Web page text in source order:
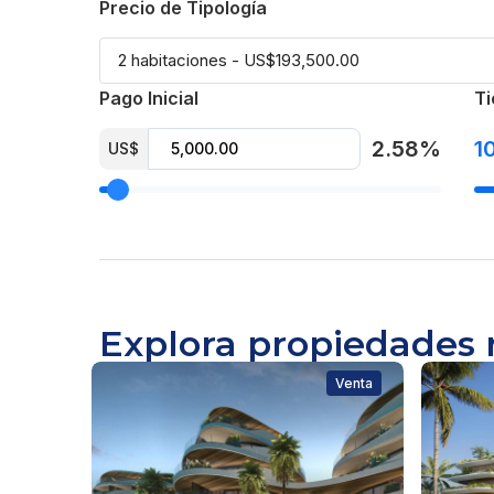
Entrega para Marzo 2026
Mantenimiento US$ 2 por m2 de construcción
Precio de Tipología
Pago Inicial
US$ 2.58%
Explora propiedades
Venta